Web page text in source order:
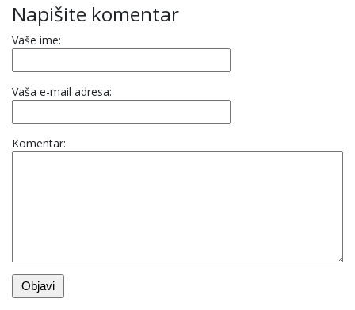
Napišite komentar
Vaše ime:
Vaša e-mail adresa:
Komentar: